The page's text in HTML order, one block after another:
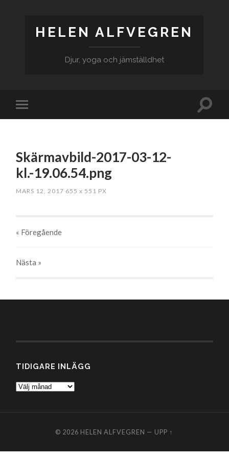
HELEN ALFVEGREN
Djur, yoga och jämställdhet
Skärmavbild-2017-03-12-
kl.-19.06.54.png
MARS 12, 2017 655x 551 PX
« Föregående
Nästa »
TIDIGARE INLÄGG
Tidigare
inlägg
© 2026 HELEN ALFVEGREN — UPP ↑